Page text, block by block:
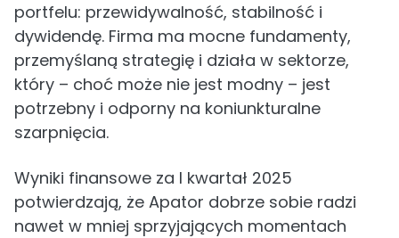
portfelu: przewidywalność, stabilność i
dywidendę. Firma ma mocne fundamenty,
przemyślaną strategię i działa w sektorze,
który – choć może nie jest modny – jest
potrzebny i odporny na koniunkturalne
szarpnięcia.
Wyniki finansowe za I kwartał 2025
potwierdzają, że Apator dobrze sobie radzi
nawet w mniej sprzyjających momentach